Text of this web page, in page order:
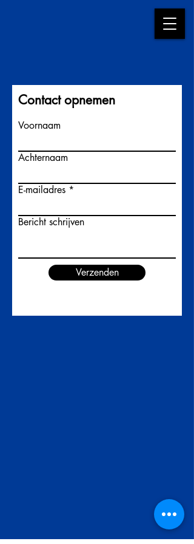
Contact opnemen
Voornaam
Achternaam
E-mailadres
Bericht schrijven
Verzenden